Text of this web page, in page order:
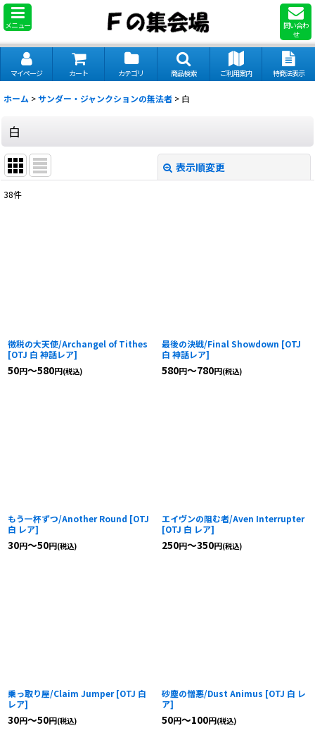
メニュー
問い合わ
せ
マイページ カート カテゴリ 商品検索 ご利用案内 特商法表示
ホーム >サンダー・ジャンクションの無法者 > 白
白
表示順変更
38件
徴税の大天使/Archangel of Tithes
[OTJ 白 神話レア]
50円～580円(税込)
最後の決戦/Final Showdown [OTJ
白 神話レア]
580円～780円(税込)
もう一杯ずつ/Another Round [OTJ
白 レア]
30円～50円(税込)
エイヴンの阻む者/Aven Interrupter
[OTJ 白 レア]
250円～350円(税込)
乗っ取り屋/Claim Jumper [OTJ 白
レア]
30円～50円(税込)
砂塵の憎悪/Dust Animus [OTJ 白 レ
ア]
50円～100円(税込)